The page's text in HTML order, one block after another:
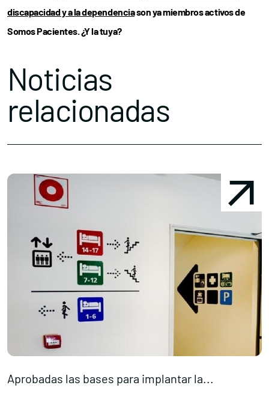
discapacidad y a la dependenciason ya miembros activos de
Somos Pacientes. ¿Y la tuya?
Noticias
relacionadas
Aprobadas las bases para implantar la...